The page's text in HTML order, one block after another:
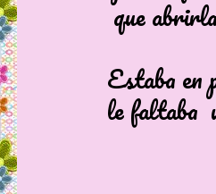
que abrirla
Estaba en
le faltaba un